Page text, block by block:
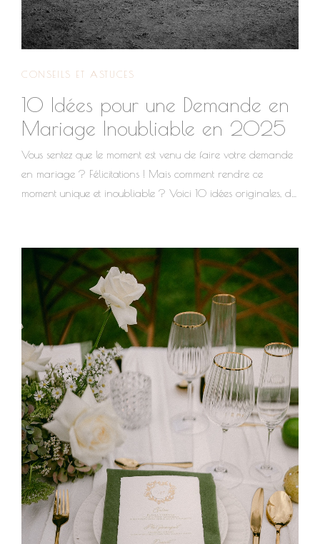
CONSEILS ET ASTUCES
10 Idées pour une Demande en
Mariage Inoubliable en 2025
Vous sentez que le moment est venu de faire votre demande
en mariage ? Félicitations ! Mais comment rendre ce
moment unique et inoubliable ? Voici 10 idées originales, du
un spectacle de drones lumineux ! Une alternative moderne
et écologique aux feux d’artifice, qui marquera à coup sûr
votre moitié. Une demande féérique sous une arche de
ballons Créez un décor digne d’un conte de fées avec une
arche de ballons organiques et une mise en scène
romantique. Nous...